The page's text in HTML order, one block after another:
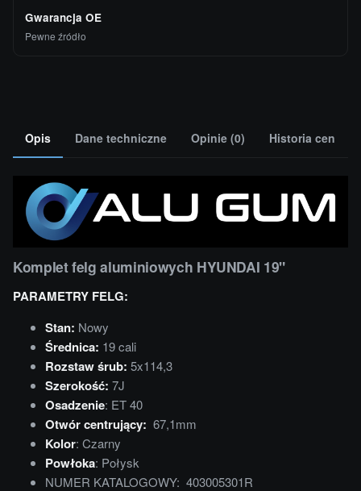
Gwarancja OE
Pewne źródło
Opis Dane techniczne Opinie (0) Historia cen
Komplet felg aluminiowych HYUNDAI 19"
PARAMETRY FELG:
Stan: Nowy
Średnica: 19 cali
Rozstaw śrub: 5x114,3
Szerokość: 7J
Osadzenie: ET 40
Otwór centrujący: 67,1mm
Kolor: Czarny
Powłoka: Połysk
NUMER KATALOGOWY: 403005301R